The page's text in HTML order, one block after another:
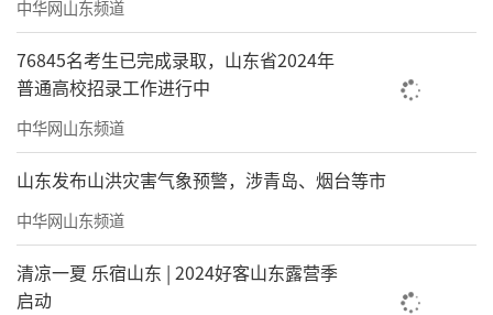
中华网山东频道
76845名考生已完成录取，山东省2024年
普通高校招录工作进行中
中华网山东频道
山东发布山洪灾害气象预警，涉青岛、烟台等市
中华网山东频道
清凉一夏 乐宿山东 | 2024好客山东露营季
启动